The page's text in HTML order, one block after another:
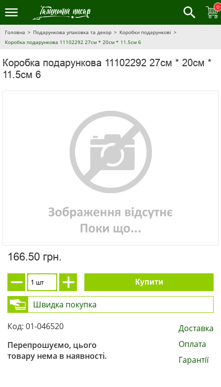
0
Головна Подарункова упаковка та декор
Коробки подарункові
Коробка подарункова 11102292 27см * 20см * 11.5см 6
Коробка подарункова 11102292 27см * 20см *
11.5см 6
166.50 грн.
Купити
Швидка покупка
Код: 01-046520
Перепрошуємо, цього
товару нема в наявності.
Доставка
Оплата
Гарантії